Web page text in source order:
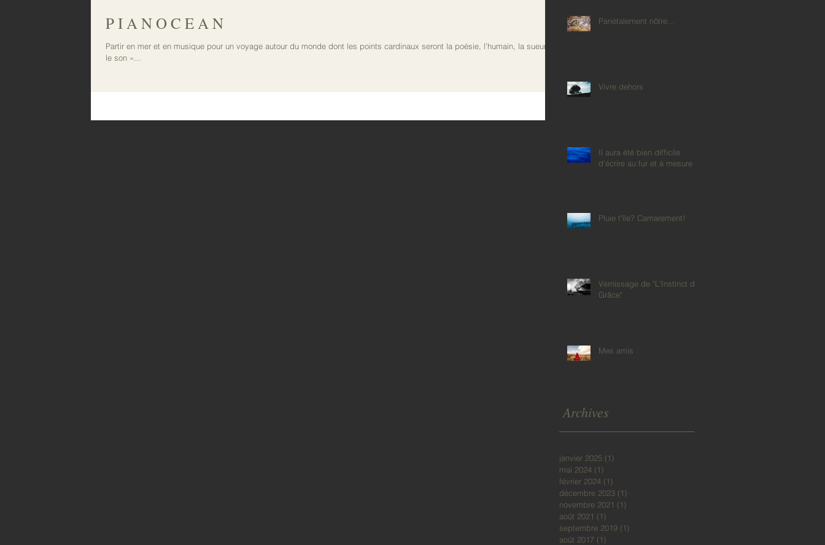
P I A N O C E A N
Partir en mer et en musique pour un voyage autour du monde dont les points cardinaux seront la poésie, l’humain, la sueur et
le son «...
Pariétalement nôtre...
Vivre dehors
Il aura été bien difficile
d'écrire au fur et à mesure
Pluie t'île? Camarement!
Vernissage de "L'Instinct de
Grâce"
Mes amis
Archives
janvier 2025 (1)
mai 2024 (1)
février 2024 (1)
décembre 2023 (1)
novembre 2021 (1)
août 2021 (1)
septembre 2019 (1)
août 2017 (1)